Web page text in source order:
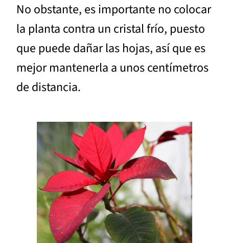
No obstante, es importante no colocar
la planta contra un cristal frío, puesto
que puede dañar las hojas, así que es
mejor mantenerla a unos centímetros
de distancia.